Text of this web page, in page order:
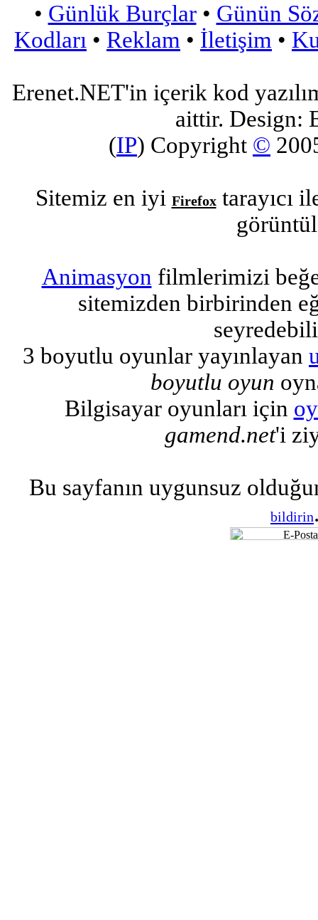
• Günlük Burçlar• Günün
Kodları • Reklam • İletişim •
Erenet.NET'in içerik kod
aittir. Design:
(IP) Copyright ©
Sitemiz en iyi Firefoxtarayıcı
Animasyon filmlerimizi
sitemizden birbirinden
3 boyutlu oyunlar yayınlayan
boyutlu oyun
Bilgisayar oyunları için
gamend.net'i
Bu sayfanın uygunsuz
bildirin